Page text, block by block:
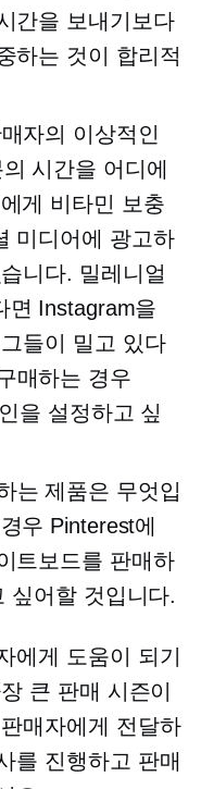
간을 보내기보다
하는 것이 합리적
자의 이상적인
시간을 어디에
게 비타민 보충
미디어에 광고하
니다. 밀레니얼
면 Instagram을
들이 밀고 있다
매하는 경우
을 설정하고 싶
는 제품은 무엇입
우 Pinterest에
트보드를 판매하
싶어할 것입니다.
에게 도움이 되기
큰 판매 시즌이
매자에게 전달하
를 진행하고 판매